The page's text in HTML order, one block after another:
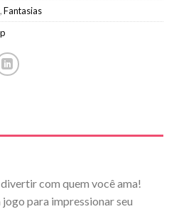
,Fantasias
com quem você ama!
para impressionar seu